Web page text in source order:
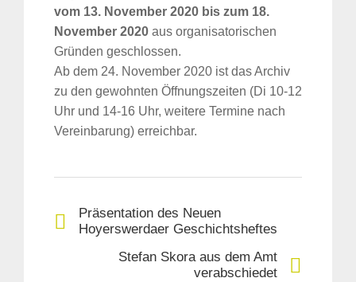
vom 13. November 2020 bis zum 18.
November 2020 aus organisatorischen
Gründen geschlossen.
Ab dem 24. November 2020 ist das Archiv
zu den gewohnten Öffnungszeiten (Di 10-12
Uhr und 14-16 Uhr, weitere Termine nach
Vereinbarung) erreichbar.
Präsentation des Neuen
Hoyerswerdaer Geschichtsheftes
Stefan Skora aus dem Amt
verabschiedet